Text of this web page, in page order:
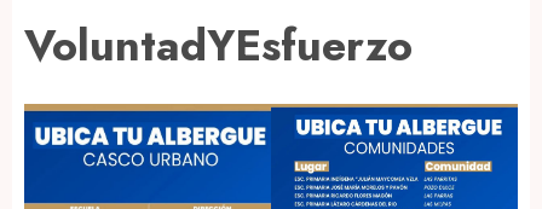
VoluntadYEsfuerzo